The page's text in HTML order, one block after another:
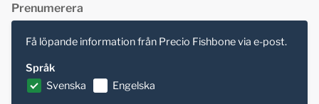
Prenumerera
Få löpande information från Precio Fishbone via e-post.
Språk
Svenska
Engelska